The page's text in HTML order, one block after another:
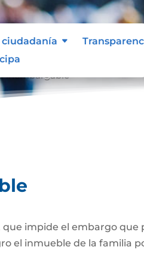
ciudadanía
impide el embargo
el inmueble de la familia